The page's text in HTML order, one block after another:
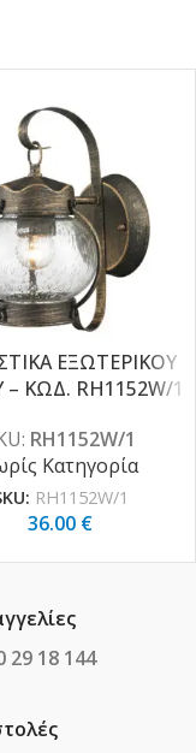
ΕΞΩΤΕΡΙΚΟΥ
ΚΩΔ. RH1152W/1
RH1152W/1
Κατηγορία
RH1152W/1
36.00 €
29 18 144